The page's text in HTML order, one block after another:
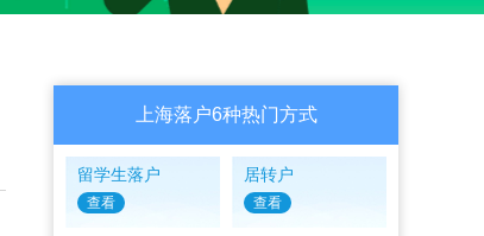
上海落户6种热门方式
留学生落户
查看
居转户
查看